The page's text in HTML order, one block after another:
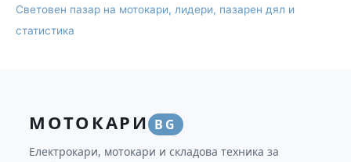
Световен пазар на мотокари, лидери, пазарен дял и
статистика
МОТОКАРИ BG
Електрокари, мотокари и складова техника за